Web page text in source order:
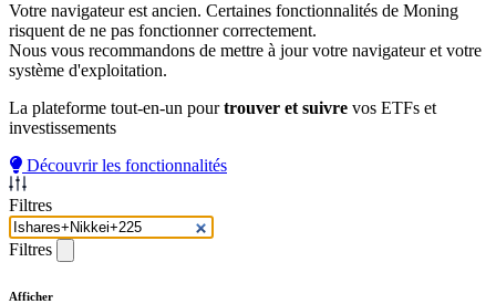
Votre navigateur est ancien. Certaines fonctionnalités de Moning
risquent de ne pas fonctionner correctement.
Nous vous recommandons de mettre à jour votre navigateur et votre
système d'exploitation.
La plateforme tout-en-un pourtrouver et suivre vos ETFs et
investissements
Découvrir les fonctionnalités
Filtres
Filtres
Afficher